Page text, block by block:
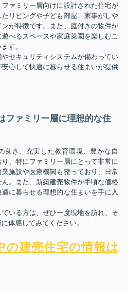
ァミリー層向けに設計された住宅が
リビングや子ども部屋、家事がしや
が特徴です。また、庭付きの物件が
べるスペースや家庭菜園を楽しむこ
す。
セキュリティシステムが備わってい
心して快適に暮らせる住まいが提供
ファミリー層に理想的な住
良さ、充実した教育環境、豊かな自
、特にファミリー層にとって非常に
施設や医療機関も整っており、日常
。また、新築建売物件が手頃な価格
に暮らせる理想的な住まいを手に入
いる方は、ぜひ一度現地を訪れ、そ
体感してみてください。
の建売住宅の情報は